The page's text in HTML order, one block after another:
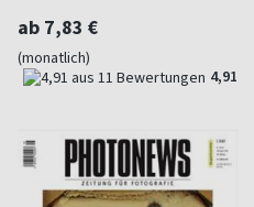
ab 7,83 €
(monatlich)
4,91